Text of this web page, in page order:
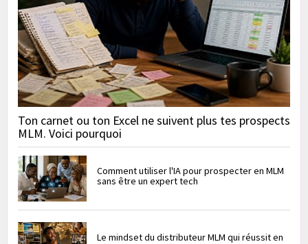
Ton carnet ou ton Excel ne suivent plus tes prospects
MLM. Voici pourquoi
Comment utiliser l'IA pour prospecter en MLM
sans être un expert tech
Le mindset du distributeur MLM qui réussit en